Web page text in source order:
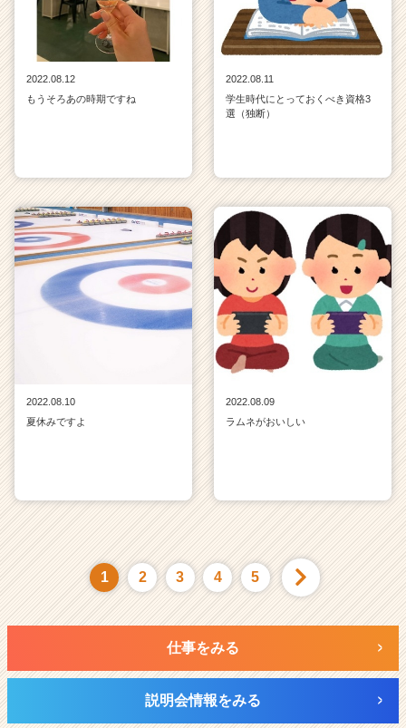
2022.08.12
もうそろあの時期ですね
2022.08.11
学生時代にとっておくべき資格3
選（独断）
2022.08.10
夏休みですよ
2022.08.09
ラムネがおいしい
1 2 3 4 5
仕事をみる
説明会情報をみる